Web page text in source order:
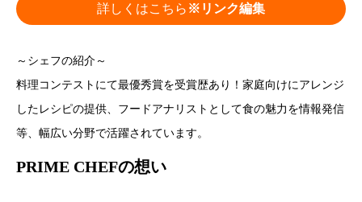
詳しくはこちら ※リンク編集
～シェフの紹介～
料理コンテストにて最優秀賞を受賞歴あり！家庭向けにアレンジ
したレシピの提供、フードアナリストとして食の魅力を情報発信
等、幅広い分野で活躍されています。
PRIME CHEFの想い